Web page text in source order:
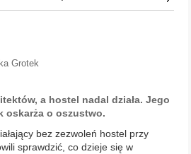
Grotek
a hostel nadal działa. Jego
oskarża o oszustwo.
bez zezwoleń hostel przy
sprawdzić, co dzieje się w